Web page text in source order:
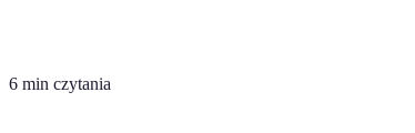
6 min czytania